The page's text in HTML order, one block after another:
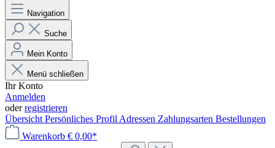
Navigation
Suche
Mein Konto
Menü schließen
Ihr Konto
Anmelden
oderregistrieren
Übersicht Persönliches Profil Adressen Zahlungsarten Bestellungen
Warenkorb € 0,00*